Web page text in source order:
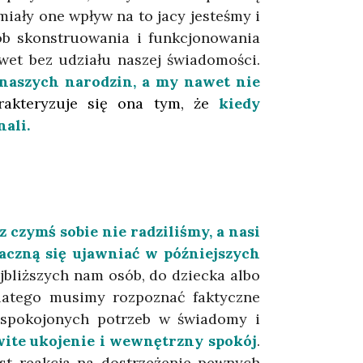
one wpływ na to jacy jesteśmy i
skonstruowania i funkcjonowania
bez udziału naszej świadomości.
narodzin, a my nawet nie
się ona tym, że kiedy
czymś sobie nie radziliśmy, a nasi
się ujawniać w późniejszych
nam osób, do dziecka albo
musimy rozpoznać faktyczne
potrzeb w świadomy i
ukojenie i wewnętrzny spokój.